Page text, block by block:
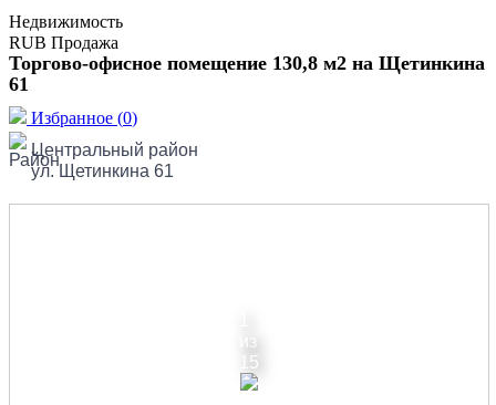
Недвижимость
RUB Продажа
Торгово-офисное помещение 130,8 м2 на Щетинкина
61
Избранное (0)
Центральный район
ул. Щетинкина 61
из
15